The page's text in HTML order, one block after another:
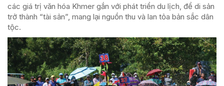
các giá trị văn hóa Khmer gắn với phát triển du lịch, để di sản
trở thành “tài sản”, mang lại nguồn thu và lan tỏa bản sắc dân
tộc.